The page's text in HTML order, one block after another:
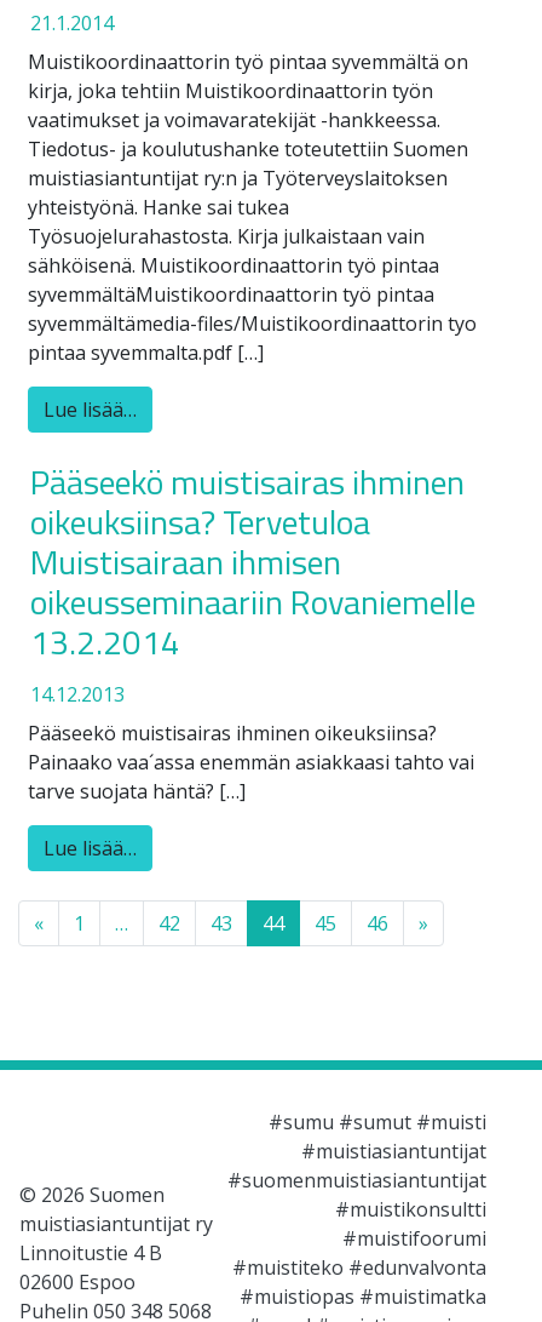
21.1.2014
Muistikoordinaattorin työ pintaa syvemmältä on
kirja, joka tehtiin Muistikoordinaattorin työn
vaatimukset ja voimavaratekijät -hankkeessa.
Tiedotus- ja koulutushanke toteutettiin Suomen
muistiasiantuntijat ry:n ja Työterveyslaitoksen
yhteistyönä. Hanke sai tukea
Työsuojelurahastosta. Kirja julkaistaan vain
sähköisenä. Muistikoordinaattorin työ pintaa
syvemmältäMuistikoordinaattorin työ pintaa
syvemmältämedia-files/Muistikoordinaattorin tyo
pintaa syvemmalta.pdf […]
Lue lisää…
Pääseekö muistisairas ihminen
oikeuksiinsa? Tervetuloa
Muistisairaan ihmisen
oikeusseminaariin Rovaniemelle
13.2.2014
14.12.2013
Pääseekö muistisairas ihminen oikeuksiinsa?
Painaako vaa´assa enemmän asiakkaasi tahto vai
tarve suojata häntä? […]
Lue lisää…
Posts navigation
« 1 … 42 43 44 45 46 »
© 2026 Suomen
muistiasiantuntijat ry
Linnoitustie 4 B
02600 Espoo
Puhelin 050 348 5068
#sumu #sumut #muisti
#muistiasiantuntijat
#suomenmuistiasiantuntijat
#muistikonsultti
#muistifoorumi
#muistiteko #edunvalvonta
#muistiopas #muistimatka